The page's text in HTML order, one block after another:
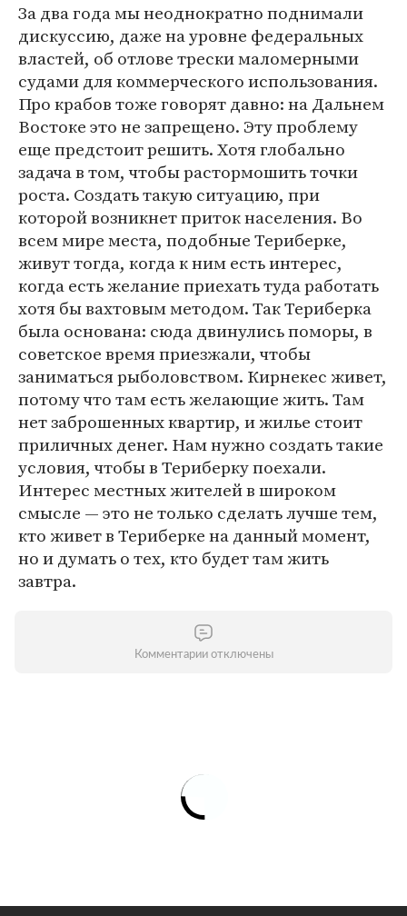
За два года мы неоднократно поднимали
дискуссию, даже на уровне федеральных
властей, об отлове трески маломерными
судами для коммерческого использования.
Про крабов тоже говорят давно: на Дальнем
Востоке это не запрещено. Эту проблему
еще предстоит решить. Хотя глобально
задача в том, чтобы растормошить точки
роста. Создать такую ситуацию, при
которой возникнет приток населения. Во
всем мире места, подобные Териберке,
живут тогда, когда к ним есть интерес,
когда есть желание приехать туда работать
хотя бы вахтовым методом. Так Териберка
была основана: сюда двинулись поморы, в
советское время приезжали, чтобы
заниматься рыболовством. Кирнекес живет,
потому что там есть желающие жить. Там
нет заброшенных квартир, и жилье стоит
приличных денег. Нам нужно создать такие
условия, чтобы в Териберку поехали.
Интерес местных жителей в широком
смысле — это не только сделать лучше тем,
кто живет в Териберке на данный момент,
но и думать о тех, кто будет там жить
завтра.
Комментарии отключены